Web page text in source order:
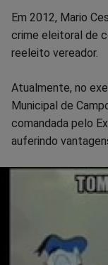
Em 2012, Mario
crime eleitoral de
reeleito vereador.
Atualmente, no
Municipal de
comandada pelo
auferindo